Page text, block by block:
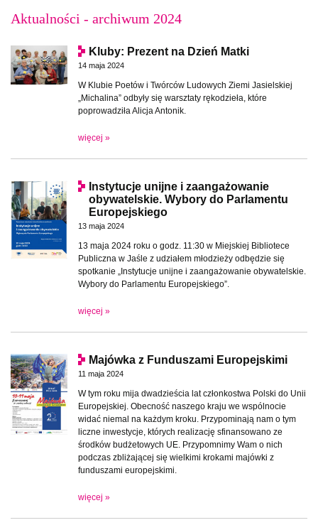
Aktualności - archiwum 2024
Kluby: Prezent na Dzień Matki
14 maja 2024
W Klubie Poetów i Twórców Ludowych Ziemi Jasielskiej
„Michalina” odbyły się warsztaty rękodzieła, które
poprowadziła Alicja Antonik.
więcej »
Instytucje unijne i zaangażowanie
obywatelskie. Wybory do Parlamentu
Europejskiego
13 maja 2024
13 maja 2024 roku o godz. 11:30 w Miejskiej Bibliotece
Publiczna w Jaśle z udziałem młodzieży odbędzie się
spotkanie „Instytucje unijne i zaangażowanie obywatelskie.
Wybory do Parlamentu Europejskiego”.
więcej »
Majówka z Funduszami Europejskimi
11 maja 2024
W tym roku mija dwadzieścia lat członkostwa Polski do Unii
Europejskiej. Obecność naszego kraju we wspólnocie
widać niemal na każdym kroku. Przypominają nam o tym
liczne inwestycje, których realizację sfinansowano ze
środków budżetowych UE. Przypomnimy Wam o nich
podczas zbliżającej się wielkimi krokami majówki z
funduszami europejskimi.
więcej »